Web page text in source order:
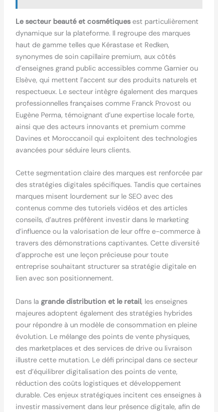
Le secteur beauté et cosmétiquesest particulièrement
dynamique sur la plateforme. Il regroupe des marques
haut de gamme telles que Kérastase et Redken,
synonymes de soin capillaire premium, aux côtés
d’enseignes grand public accessibles comme Garnier ou
Elsève, qui mettent l’accent sur des produits naturels et
respectueux. Le secteur intègre également des marques
professionnelles françaises comme Franck Provost ou
Eugène Perma, témoignant d’une expertise locale forte,
ainsi que des acteurs innovants et premium comme
Davines et Moroccanoil qui exploitent des technologies
avancées pour séduire leurs clients.
Cette segmentation claire des marques est renforcée par
des stratégies digitales spécifiques. Tandis que certaines
marques misent lourdement sur le SEO avec des
contenus comme des tutoriels vidéos et des articles
conseils, d’autres préfèrent investir dans le marketing
d’influence ou la valorisation de leur offre e-commerce à
travers des démonstrations captivantes. Cette diversité
d’approche est une leçon précieuse pour toute
entreprise souhaitant structurer sa stratégie digitale en
lien avec son positionnement.
Dans la grande distribution et le retail, les enseignes
majeures adoptent également des stratégies hybrides
pour répondre à un modèle de consommation en pleine
évolution. Le mélange des points de vente physiques,
des marketplaces et des services de drive ou livraison
illustre cette mutation. Le défi principal dans ce secteur
est d’équilibrer digitalisation des points de vente,
réduction des coûts logistiques et développement
durable. Ces enjeux stratégiques incitent ces enseignes à
investir massivement dans leur présence digitale, afin de